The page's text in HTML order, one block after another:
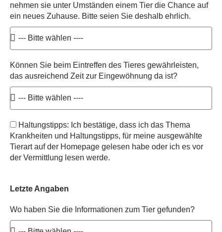
nehmen sie unter Umständen einem Tier die Chance auf
ein neues Zuhause. Bitte seien Sie deshalb ehrlich.
Können Sie beim Eintreffen des Tieres gewährleisten,
das ausreichend Zeit zur Eingewöhnung da ist?
Haltungstipps: Ich bestätige, dass ich das Thema
Krankheiten und Haltungstipps, für meine ausgewählte
Tierart auf der Homepage gelesen habe oder ich es vor
der Vermittlung lesen werde.
Letzte Angaben
Wo haben Sie die Informationen zum Tier gefunden?